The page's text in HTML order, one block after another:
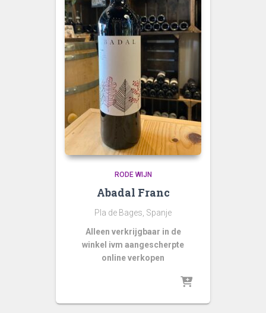
RODE WIJN
Abadal Franc
Pla de Bages, Spanje
Alleen verkrijgbaar in de
winkel ivm aangescherpte
online verkopen